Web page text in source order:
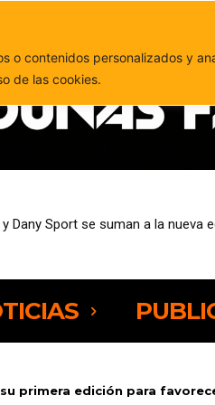
o contenidos personalizados y
de las cookies.
Dany Sport se suman a la nueva
primera edición para